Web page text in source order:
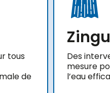
tous
de
Des
mesure
l’eau